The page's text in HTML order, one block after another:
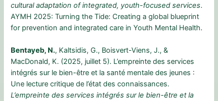
cultural adaptation of integrated, youth-focused services.
AYMH 2025: Turning the Tide: Creating a global blueprint
for prevention and integrated care in Youth Mental Health.
Bentayeb, N., Kaltsidis, G., Boisvert-Viens, J., &
MacDonald, K. (2025, juillet 5). L’empreinte des services
intégrés sur le bien-être et la santé mentale des jeunes :
Une lecture critique de l’état des connaissances.
L’empreinte des services intégrés sur le bien-être et la